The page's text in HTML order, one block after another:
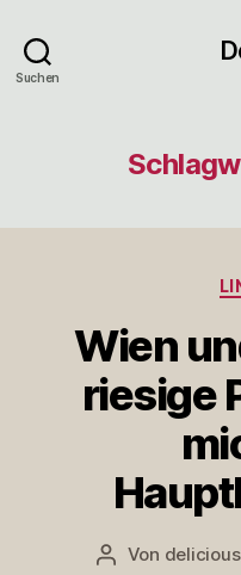
Suchen
Wien
riesige
Beitragsautor
Von delicious